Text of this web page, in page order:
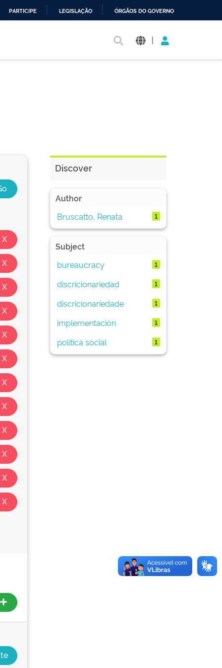
PARTICIPE LEGISLAÇÃO ÓRGÃOS DO GOVERNO
|
Discover
Author
Bruscatto, Renata
1
Subject
bureaucracy
1
discricionariedad 1
discricionariedade 1
implementación 1
política social 1